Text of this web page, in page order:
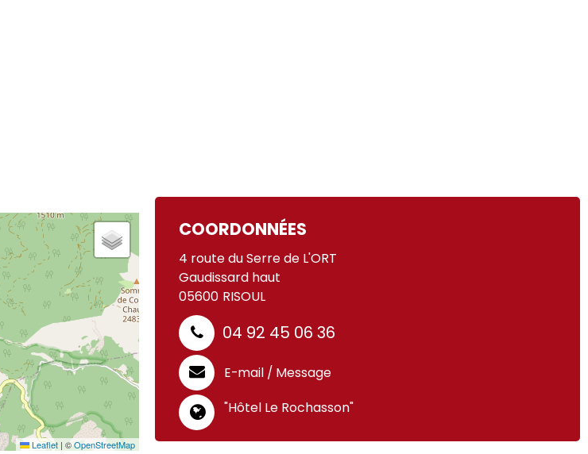
Leaflet | ©OpenStreetMap
COORDONNÉES
4 route du Serre de L'ORT
Gaudissard haut
05600 RISOUL
04 92 45 06 36
E-mail / Message
"Hôtel Le Rochasson"